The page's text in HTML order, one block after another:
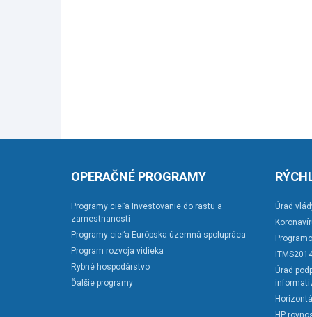
OPERAČNÉ PROGRAMY
Programy cieľa Investovanie do rastu a
zamestnanosti
Programy cieľa Európska územná spolupráca
Program rozvoja vidieka
Rybné hospodárstvo
Ďalšie programy
Úrad
Úrad
HP